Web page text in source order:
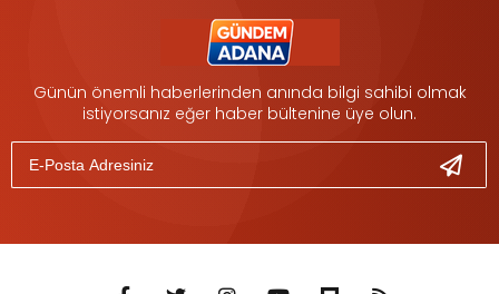
Günün önemli haberlerinden anında bilgi sahibi olmak
istiyorsanız eğer haber bültenine üye olun.